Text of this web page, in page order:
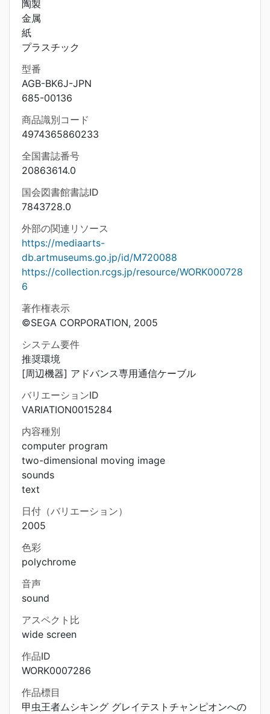
陶製
金属
紙
プラスチック
型番
AGB-BK6J-JPN
685-00136
商品識別コード
4974365860233
全国書誌番号
20863614.0
国会図書館書誌ID
7843728.0
外部の関連リソース
https://mediaarts-
db.artmuseums.go.jp/id/M720088
https://collection.rcgs.jp/resource/WORK000728
6
著作権表示
©SEGA CORPORATION, 2005
システム要件
推奨環境
[周辺機器] アドバンス専用通信ケーブル
バリエーションID
VARIATION0015284
内容種別
computer program
two-dimensional moving image
sounds
text
日付（バリエーション）
2005
色彩
polychrome
音声
sound
アスペクト比
wide screen
作品ID
WORK0007286
作品標目
甲虫王者ムシキング グレイテストチャンピオンへの